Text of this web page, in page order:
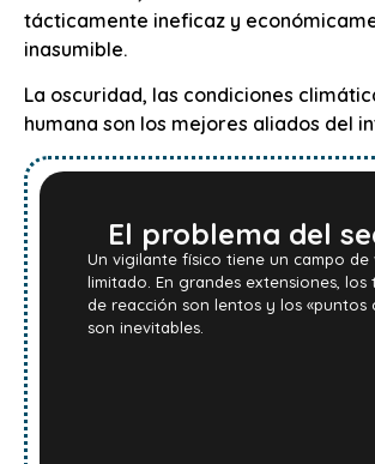
tácticamente ineficaz y
inasumible.
La oscuridad, las condiciones
humana son los mejores aliados del
El problema del
Un vigilante físico tiene un campo de
limitado. En grandes extensiones, los
de reacción son lentos y los «puntos
son inevitables.